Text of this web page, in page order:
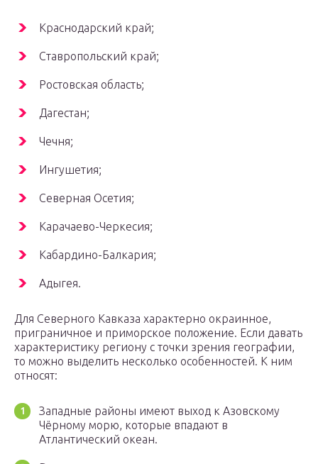
Краснодарский край;
Ставропольский край;
Ростовская область;
Дагестан;
Чечня;
Ингушетия;
Северная Осетия;
Карачаево-Черкесия;
Кабардино-Балкария;
Адыгея.
Для Северного Кавказа характерно окраинное,
приграничное и приморское положение. Если давать
характеристику региону с точки зрения географии,
то можно выделить несколько особенностей. К ним
относят:
Западные районы имеют выход к Азовскому
Чёрному морю, которые впадают в
Атлантический океан.